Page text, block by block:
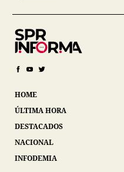
HOME
ÚLTIMA HORA
DESTACADOS
NACIONAL
INFODEMIA